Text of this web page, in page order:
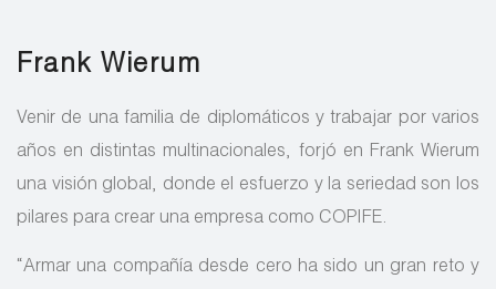
Frank Wierum
Venir de una familia de diplomáticos y trabajar por varios
años en distintas multinacionales, forjó en Frank Wierum
una visión global, donde el esfuerzo y la seriedad son los
pilares para crear una empresa como COPIFE.
“Armar una compañía desde cero ha sido un gran reto y